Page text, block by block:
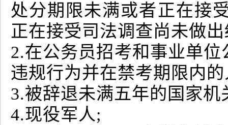
处分期限未满或者正在接
正在接受司法调查尚未做
2.在公务员招考和事业单
违规行为并在禁考期限内
3.被辞退未满五年的国家
4.现役军人;